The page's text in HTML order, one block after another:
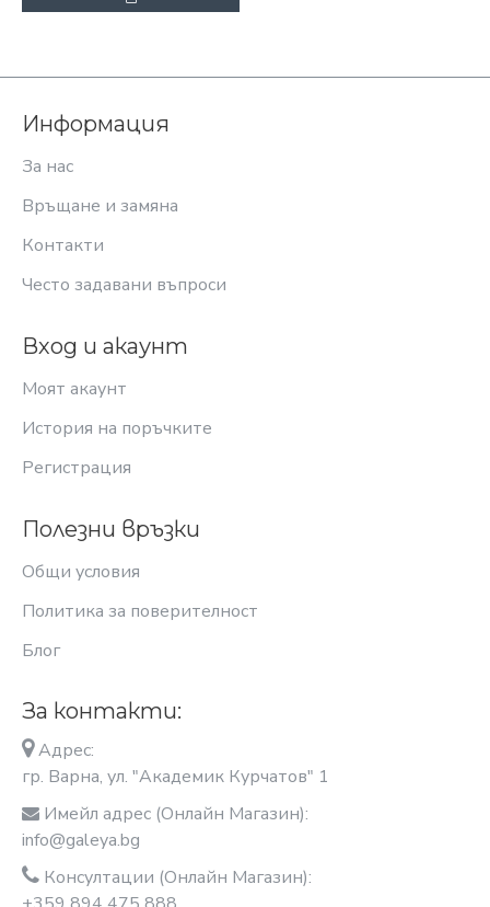
Информация
За нас
Връщане и замяна
Контакти
Често задавани въпроси
Вход и акаунт
Моят акаунт
История на поръчките
Регистрация
Полезни връзки
Общи условия
Политика за поверителност
Блог
За контакти:
Адрес:
гр. Варна, ул. "Академик Курчатов" 1
Имейл адрес (Онлайн Магазин):
info@galeya.bg
Консултации (Онлайн Магазин):